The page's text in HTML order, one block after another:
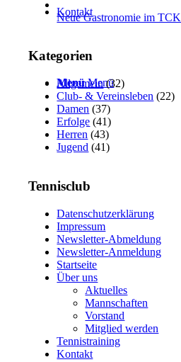
Kontakt
Menü Menü
Neue Gastronomie im TCK
Kategorien
Allgemein(32)
Club- & Vereinsleben (22)
Damen (37)
Erfolge (41)
Herren (43)
Jugend (41)
Tennisclub
Datenschutzerklärung
Impressum
Newsletter-Abmeldung
Newsletter-Anmeldung
Startseite
Über uns
Aktuelles
Mannschaften
Vorstand
Mitglied werden
Tennistraining
Kontakt